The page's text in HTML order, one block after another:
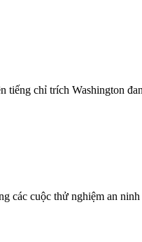
chỉ trích Washington
các cuộc thử nghiệm an